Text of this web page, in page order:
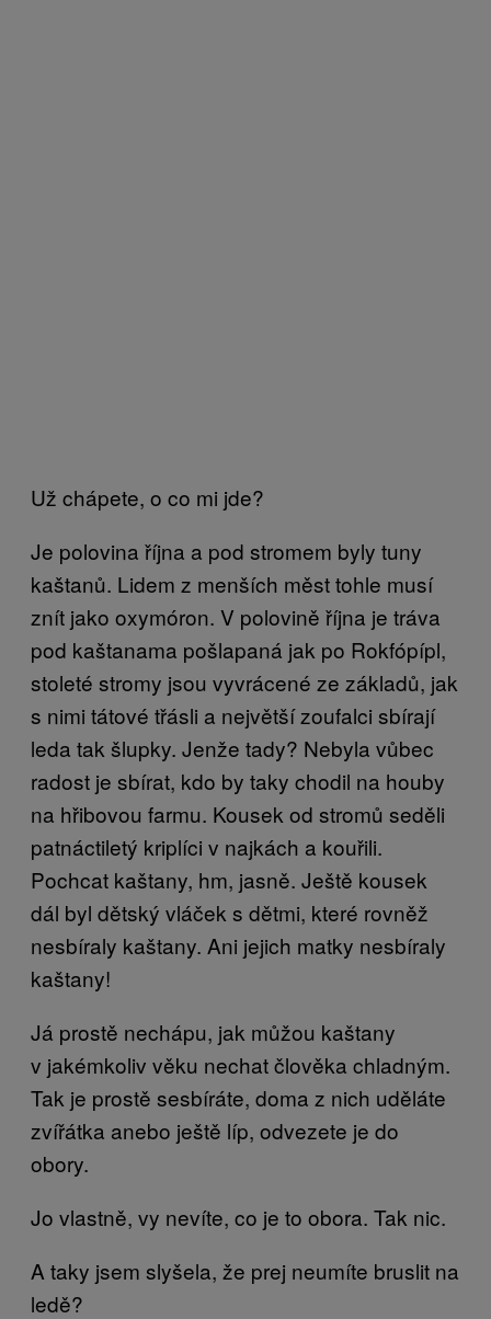
Už chápete, o co mi jde?
Je polovina října a pod stromem byly tuny
kaštanů. Lidem z menších měst tohle musí
znít jako oxymóron. V polovině října je tráva
pod kaštanama pošlapaná jak po Rokfópípl,
stoleté stromy jsou vyvrácené ze základů, jak
s nimi tátové třásli a největší zoufalci sbírají
leda tak šlupky. Jenže tady? Nebyla vůbec
radost je sbírat, kdo by taky chodil na houby
na hřibovou farmu. Kousek od stromů seděli
patnáctiletý kriplíci v najkách a kouřili.
Pochcat kaštany, hm, jasně. Ještě kousek
dál byl dětský vláček s dětmi, které rovněž
nesbíraly kaštany. Ani jejich matky nesbíraly
kaštany!
Já prostě nechápu, jak můžou kaštany
v jakémkoliv věku nechat člověka chladným.
Tak je prostě sesbíráte, doma z nich uděláte
zvířátka anebo ještě líp, odvezete je do
obory.
Jo vlastně, vy nevíte, co je to obora. Tak nic.
A taky jsem slyšela, že prej neumíte bruslit na
ledě?